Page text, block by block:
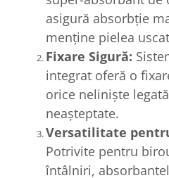
asigură absorbție
menține pielea
Fixare Sigură:
integrat oferă o
orice neliniște
neașteptate.
Versatilitate
Potrivite pentru
întâlniri,